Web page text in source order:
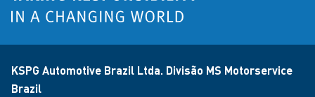
KSPG Automotive Brazil Ltda. Divisão MS Motorservice
Brazil